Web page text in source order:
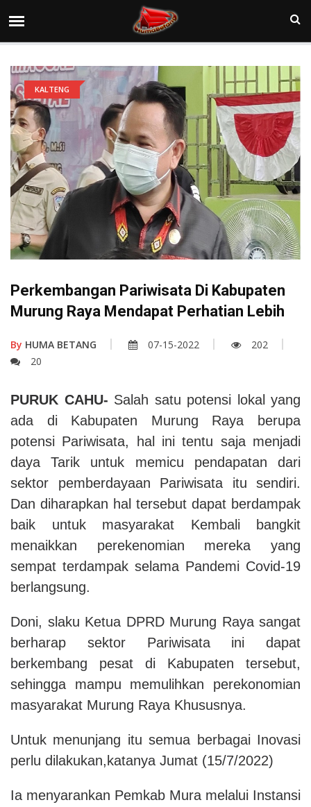
KALTENG
Perkembangan Pariwisata Di Kabupaten
Murung Raya Mendapat Perhatian Lebih
By HUMA BETANG 07-15-2022
202
20
PURUK CAHU- Salah satu potensi lokal yang
ada di Kabupaten Murung Raya berupa
potensi Pariwisata, hal ini tentu saja menjadi
daya Tarik untuk memicu pendapatan dari
sektor pemberdayaan Pariwisata itu sendiri.
Dan diharapkan hal tersebut dapat berdampak
baik untuk masyarakat Kembali bangkit
menaikkan perekenomian mereka yang
sempat terdampak selama Pandemi Covid-19
berlangsung.
Doni, slaku Ketua DPRD Murung Raya sangat
berharap sektor Pariwisata ini dapat
berkembang pesat di Kabupaten tersebut,
sehingga mampu memulihkan perekonomian
masyarakat Murung Raya Khususnya.
Untuk menunjang itu semua berbagai Inovasi
perlu dilakukan,katanya Jumat (15/7/2022)
Ia menyarankan Pemkab Mura melalui Instansi